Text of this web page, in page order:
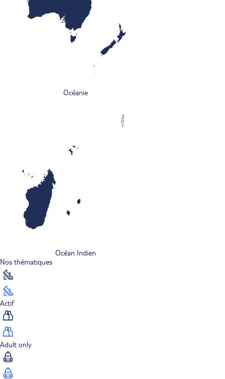
Océanie
Océan Indien
Nos thématiques
Actif
Adult only